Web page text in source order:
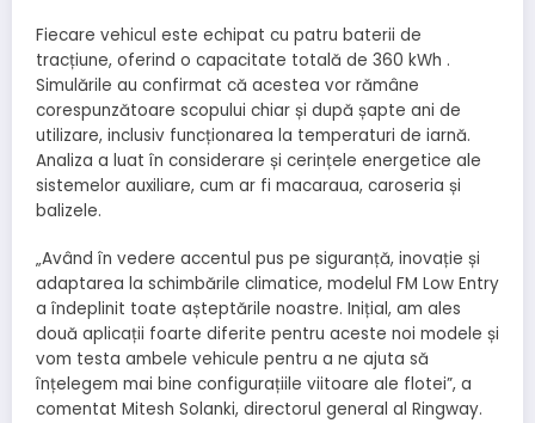
Fiecare vehicul este echipat cu patru baterii de
tracțiune, oferind o capacitate totală de 360 ​​kWh .
Simulările au confirmat că acestea vor rămâne
corespunzătoare scopului chiar și după șapte ani de
utilizare, inclusiv funcționarea la temperaturi de iarnă.
Analiza a luat în considerare și cerințele energetice ale
sistemelor auxiliare, cum ar fi macaraua, caroseria și
balizele.
„Având în vedere accentul pus pe siguranță, inovație și
adaptarea la schimbările climatice, modelul FM Low Entry
a îndeplinit toate așteptările noastre. Inițial, am ales
două aplicații foarte diferite pentru aceste noi modele și
vom testa ambele vehicule pentru a ne ajuta să
înțelegem mai bine configurațiile viitoare ale flotei”, a
comentat Mitesh Solanki, directorul general al Ringway.